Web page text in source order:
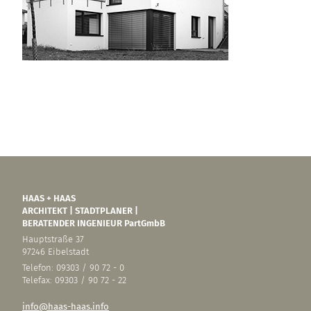
HAAS + HAAS
ARCHITEKT | STADTPLANER |
BERATENDER INGENIEUR PartGmbB
Hauptstraße 37
97246 Eibelstadt
Telefon: 09303 / 90 72 - 0
Telefax: 09303 / 90 72 - 22
info@haas-haas.info